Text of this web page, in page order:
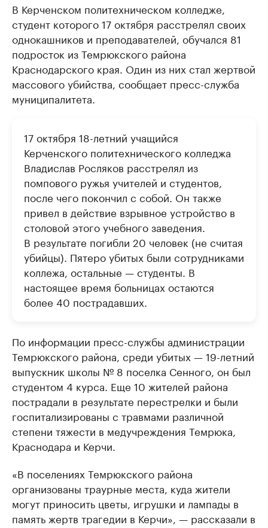
В Керченском политехническом колледже,
студент которого 17 октября расстрелял своих
однокашников и преподавателей, обучался 81
подросток из Темрюкского района
Краснодарского края. Один из них стал жертвой
массового убийства, сообщает пресс-служба
муниципалитета.
17 октября 18-летний учащийся
Керченского политехнического колледжа
Владислав Росляков расстрелял из
помпового ружья учителей и студентов,
после чего покончил с собой. Он также
привел в действие взрывное устройство в
столовой этого учебного заведения.
В результате погибли 20 человек (не считая
убийцы). Пятеро убитых были сотрудниками
коллежа, остальные — студенты. В
настоящее время больницах остаются
более 40 пострадавших.
По информации пресс-службы администрации
Темрюкского района, среди убитых — 19-летний
выпускник школы № 8 поселка Сенного, он был
студентом 4 курса. Еще 10 жителей района
пострадали в результате перестрелки и были
госпитализированы с травмами различной
степени тяжести в медучреждения Темрюка,
Краснодара и Керчи.
«В поселениях Темрюкского района
организованы траурные места, куда жители
могут приносить цветы, игрушки и лампады в
память жертв трагедии в Керчи», — рассказали в